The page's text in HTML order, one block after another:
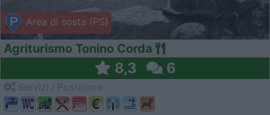
Area di sosta (PS)
Agriturismo Tonino Corda
8,3 6